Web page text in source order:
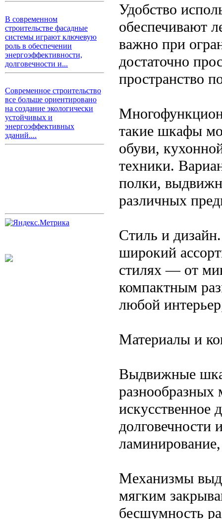
В современном
строительстве фасадные
системы играют ключевую
роль в обеспечении
энергоэффективности,
долговечности и...
Современное строительство
все больше ориентировано
на создание экологически
устойчивых и
энергоэффективных
зданий....
Удобство
обеспечивают
важно при
достаточно
пространство
такие шкафы
обуви,
техники.
полки,
различных
Стиль и
широкий
стилях — от
компактным
любой
Материалы и
Выдвижные
искусственное
долговечности
Механизмы
мягким
бесшумность